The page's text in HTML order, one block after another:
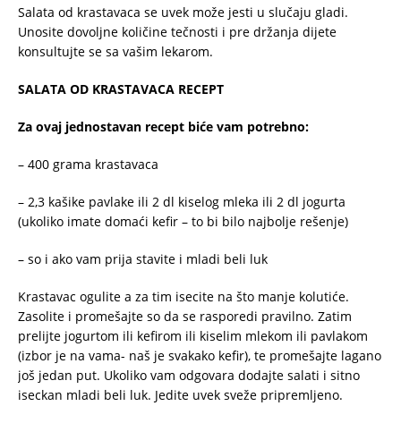
Salata od krastavaca se uvek može jesti u slučaju gladi.
Unosite dovoljne količine tečnosti i pre držanja dijete
konsultujte se sa vašim lekarom.
SALATA OD KRASTAVACA RECEPT
Za ovaj jednostavan recept biće vam potrebno:
– 400 grama krastavaca
– 2,3 kašike pavlake ili 2 dl kiselog mleka ili 2 dl jogurta
(ukoliko imate domaći kefir – to bi bilo najbolje rešenje)
– so i ako vam prija stavite i mladi beli luk
Krastavac ogulite a za tim isecite na što manje kolutiće.
Zasolite i promešajte so da se rasporedi pravilno. Zatim
prelijte jogurtom ili kefirom ili kiselim mlekom ili pavlakom
(izbor je na vama- naš je svakako kefir), te promešajte lagano
još jedan put. Ukoliko vam odgovara dodajte salati i sitno
iseckan mladi beli luk. Jedite uvek sveže pripremljeno.